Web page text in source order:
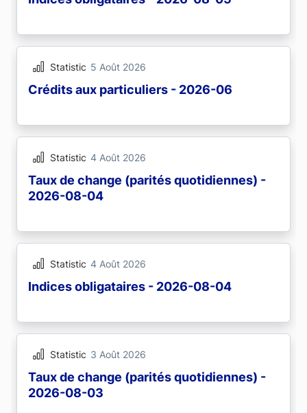
Statistic 5 Août 2026
Crédits aux particuliers - 2026-06
Statistic 4 Août 2026
Taux de change (parités quotidiennes) -
2026-08-04
Statistic 4 Août 2026
Indices obligataires - 2026-08-04
Statistic 3 Août 2026
Taux de change (parités quotidiennes) -
2026-08-03